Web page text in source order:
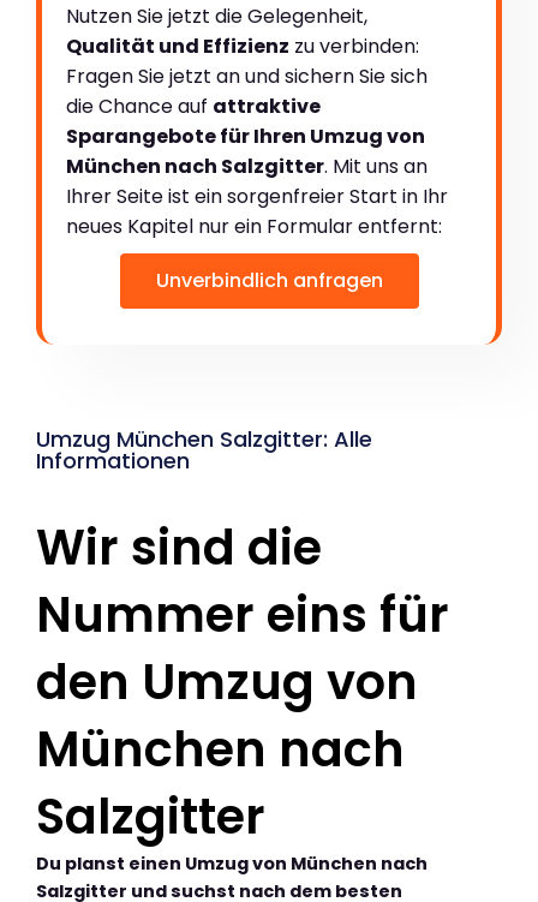
Nutzen Sie jetzt die Gelegenheit,
Qualität und Effizienz zu verbinden:
Fragen Sie jetzt an und sichern Sie sich
die Chance auf attraktive
Sparangebote für Ihren Umzug von
München nach Salzgitter. Mit uns an
Ihrer Seite ist ein sorgenfreier Start in Ihr
neues Kapitel nur ein Formular entfernt:
Unverbindlich anfragen
Umzug München Salzgitter: Alle
Informationen
Wir sind die
Nummer eins für
den Umzug von
München nach
Salzgitter
Du planst einen Umzug von München nach
Salzgitter und suchst nach dem besten